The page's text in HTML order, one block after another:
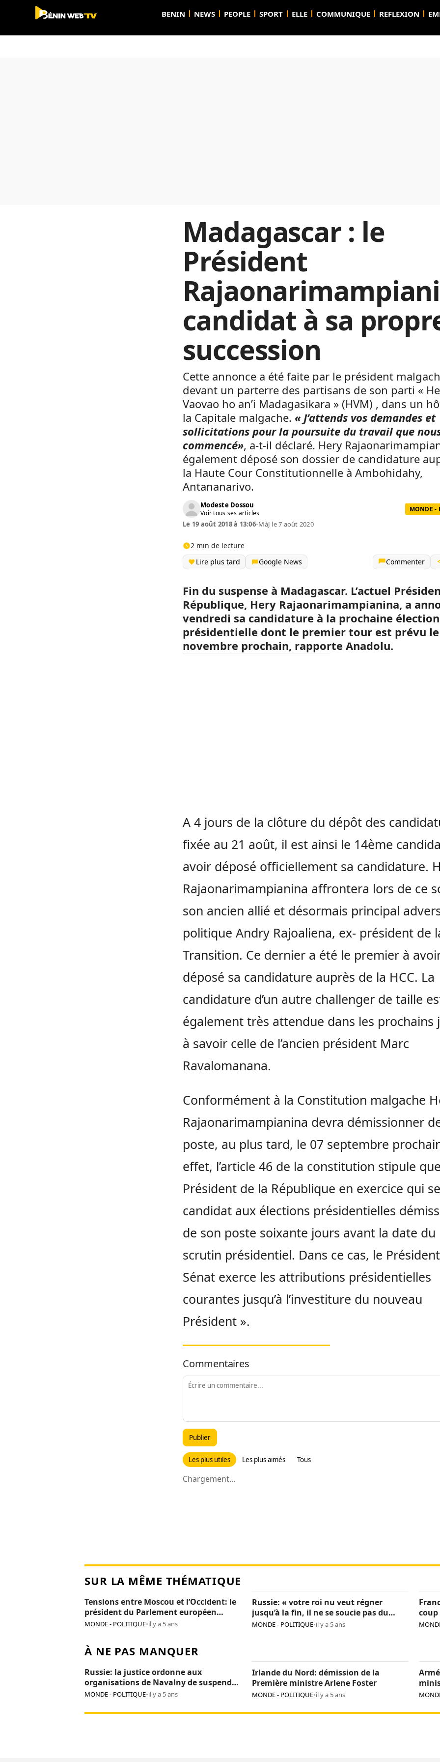
BENIN NEWS PEOPLE SPORT ELLE COMMUNIQUE REFLEXION
Madagascar : le
Président
candidat à sa
succession
Cette annonce a été faite par le président
devant un parterre des partisans de son parti «
Vaovao ho an’i Madagasikara » (HVM) , dans un
la Capitale malgache. « J’attends vos demandes et
sollicitations pour la poursuite du travail que
commencé», a-t-il déclaré. Hery
également déposé son dossier de candidature
la Haute Cour Constitutionnelle à Ambohidahy,
Antananarivo.
Modeste Dossou
Voir tous ses articles MONDE -
Le 19 août 2018 à 13:06•MàJ le 7 août 2020
2 min de lecture
Lire plus tard
Google News Commenter
Fin du suspense à Madagascar. L’actuel
République, Hery Rajaonarimampianina, a
vendredi sa candidature à la prochaine élection
présidentielle dont le premier tour est prévu le
novembre prochain, rapporte Anadolu.
A 4 jours de la clôture du dépôt des
fixée au 21 août, il est ainsi le 14ème
avoir déposé officiellement sa candidature.
Rajaonarimampianina affrontera lors de ce
son ancien allié et désormais principal
politique Andry Rajoaliena, ex- président de
Transition. Ce dernier a été le premier à
déposé sa candidature auprès de la HCC. La
candidature d’un autre challenger de taille
également très attendue dans les prochains
à savoir celle de l’ancien président Marc
Ravalomanana.
Conformément à la Constitution malgache
Rajaonarimampianina devra démissionner
poste, au plus tard, le 07 septembre
effet, l’article 46 de la constitution stipule
Président de la République en exercice qui
candidat aux élections présidentielles
de son poste soixante jours avant la date du
scrutin présidentiel. Dans ce cas, le
Sénat exerce les attributions présidentielles
courantes jusqu’à l’investiture du nouveau
Président ».
Commentaires
Publier
Les plus utiles Les plus aimés Tous
Chargement...
SUR LA MÊME THÉMATIQUE
Tensions entre Moscou et l’Occident: le
président du Parlement européen
persona non grata en Russie
MONDE - POLITIQUE•il y a 5 ans
Russie: « votre roi nu veut régner
jusqu’à la fin, il ne se soucie pas du
pays », Navalny critique encore Poutine
MONDE - POLITIQUE•il y a 5 ans
coup
À NE PAS MANQUER
Russie: la justice ordonne aux
organisations de Navalny de suspendre
leurs activités
MONDE - POLITIQUE•il y a 5 ans
Irlande du Nord: démission de la
Première ministre Arlene Foster
MONDE - POLITIQUE•il y a 5 ans